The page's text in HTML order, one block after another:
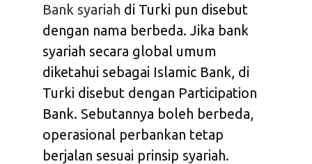
Bank syariah di Turki pun disebut
dengan nama berbeda. Jika bank
syariah secara global umum
diketahui sebagai Islamic Bank, di
Turki disebut dengan Participation
Bank. Sebutannya boleh berbeda,
operasional perbankan tetap
berjalan sesuai prinsip syariah.